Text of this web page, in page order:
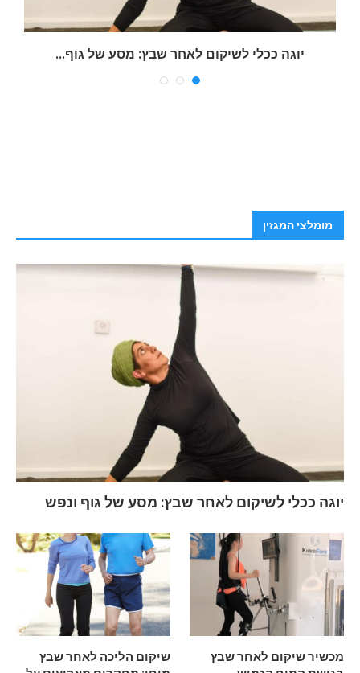
יוגה ככלי לשיקום לאחר שבץ: מסע של גוף...
מומלצי המגזין
יוגה ככלי לשיקום לאחר שבץ: מסע של גוף ונפש
שיקום הליכה לאחר שבץ
מכשיר שיקום לאחר שבץ